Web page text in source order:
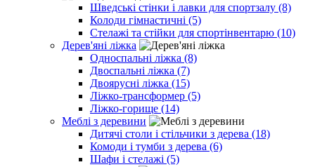
Шведські стінки і лавки для спортзалу (8)
Колоди гімнастичні (5)
Стелажі та стійки для спортінвентарю (10)
Дерев'яні ліжка
Односпальні ліжка (8)
Двоспальні ліжка (7)
Двоярусні ліжка (15)
Ліжко-трансформер (5)
Ліжко-горище (14)
Меблі з деревини
Дитячі столи і стільчики з дерева (18)
Комоди і тумби з дерева (6)
Шафи і стелажі (5)